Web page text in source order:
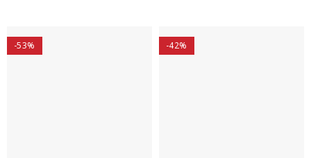
-53% -42%